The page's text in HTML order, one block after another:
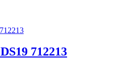
712213